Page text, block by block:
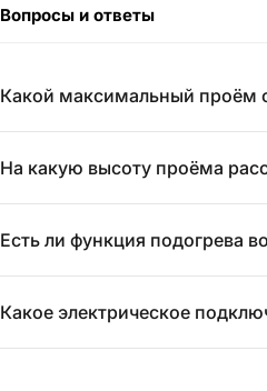
Вопросы и ответы
Какой максимальный проём
На какую высоту проёма
Есть ли функция подогрева
Какое электрическое